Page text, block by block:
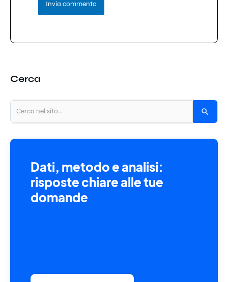
Cerca
Dati, metodo e analisi:
risposte chiare alle tue
domande